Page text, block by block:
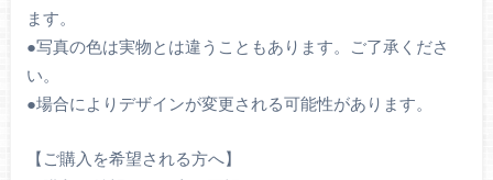
ます。
●写真の色は実物とは違うこともあります。ご了承くださ
い。
●場合によりデザインが変更される可能性があります。
【ご購入を希望される方へ】